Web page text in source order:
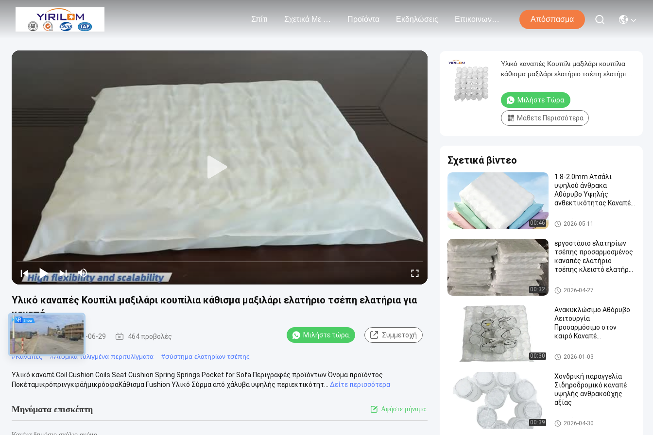
Σπίτι Σχετικά Με Εμάς Προϊόντα Εκδηλώσεις Επικοινωνήστε Μαζί Μας Απόσπασμα
Υλικό καναπές Κουπίλι μαξιλάρι κουπίλια κάθισμα μαξιλάρι ελατήριο τσέπη ελατήρια για
καναπέ
Καναπές 2026-06-29 464 προβολές Μιλήστε τώρα. Συμμετοχή
#Καναπές #Ατομικά τυλιγμένα περιτυλίγματα #σύστημα ελατηρίων τσέπης
Υλικό καναπέ Coil Cushion Coils Seat Cushion Spring Springs Pocket for Sofa Περιγραφές προϊόντων Όνομα προϊόντος
ΠοκέταμικρόπρινγκφάήμικρόοφαΚάθισμα Γushion Υλικό Σύρμα από χάλυβα υψηλής περιεκτικότητ...
Δείτε περισσότερα
Μηνύματα επισκέπτη Αφήστε μήνυμα.
Υλικό καναπές Κουπίλι μαξιλάρι κουπίλια
κάθισμα μαξιλάρι ελατήριο τσέπη ελατήρια
Μιλήστε Τώρα.
Μάθετε Περισσότερα
Σχετικά βίντεο
00:46
1.8-2.0mm Ατσάλι
υψηλού άνθρακα
Αθόρυβο Υψηλής
ανθεκτικότητας Καναπέ
Άνοιξης για
Παρασκευαστές
Καναπές
2026-05-11
00:32
εργοστάσιο ελατηρίων
τσέπης προσαρμοσμένος
καναπές ελατήριο
τσέπης κλειστό ελατήριο
Καναπές
2026-04-27
00:30
Ανακυκλώσιμο Αθόρυβο
Λειτουργία
Προσαρμόσιμο στον
καιρό Καναπέ
Πορτοφολική
Ανοιξιάτικη Σπείρα για
Καναπές
2026-01-03
00:39
Χονδρική παραγγελία
Σιδηροδρομικό καναπέ
υψηλής ανθρακούχης
αξίας
Καναπές
2026-04-30